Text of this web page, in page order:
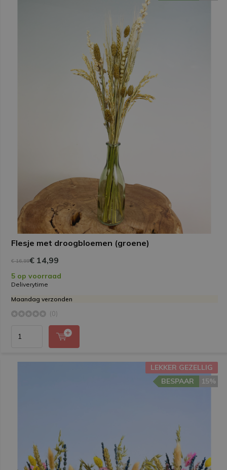
Flesje met droogbloemen (groene)
€ 16,99€ 14,99
5 op voorraad
Deliverytime
Maandag verzonden
(0)
LEKKER GEZELLIG
15%
BESPAAR